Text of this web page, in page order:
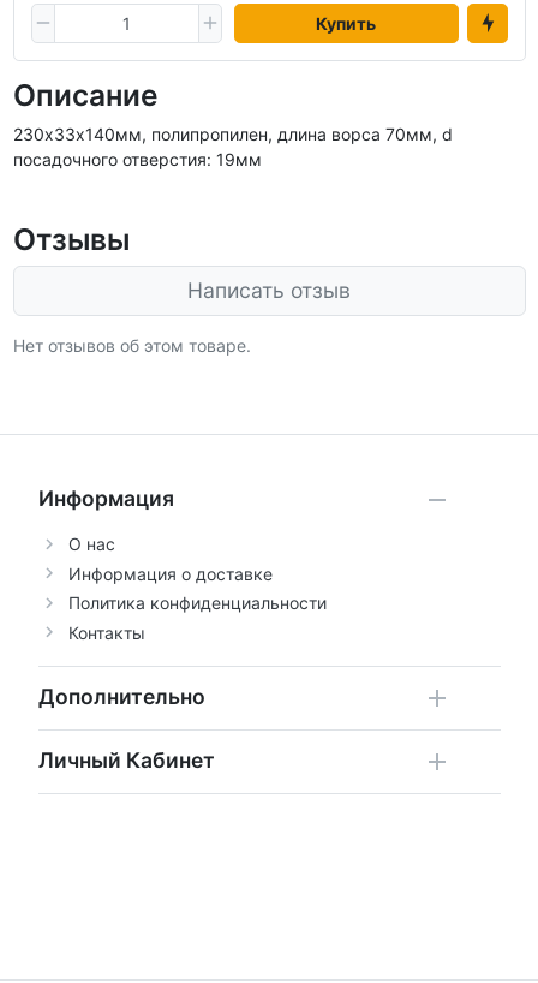
Купить
Описание
230х33х140мм, полипропилен, длина ворса 70мм, d
посадочного отверстия: 19мм
Отзывы
Написать отзыв
Нет отзывов об этом товаре.
Информация
О нас
Информация о доставке
Политика конфиденциальности
Контакты
Дополнительно
Личный Кабинет